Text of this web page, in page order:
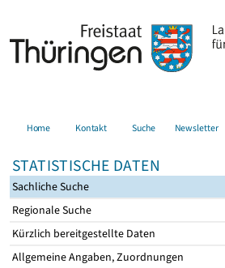
Home Kontakt Suche Newsletter
STATISTISCHE DATEN
Sachliche Suche
Regionale Suche
Kürzlich bereitgestellte Daten
Allgemeine Angaben, Zuordnungen